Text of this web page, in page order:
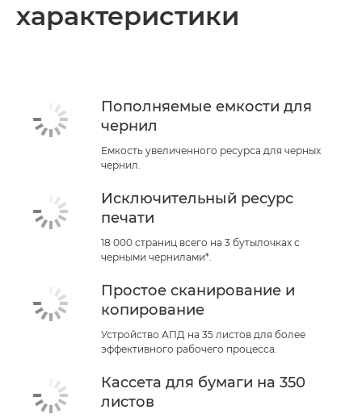
Технические характеристики
характеристики
Пополняемые емкости для
чернил
Емкость увеличенного ресурса для черных
чернил.
Исключительный ресурс
печати
18 000 страниц всего на 3 бутылочках с
черными чернилами*.
Простое сканирование и
копирование
Устройство АПД на 35 листов для более
эффективного рабочего процесса.
Кассета для бумаги на 350
листов